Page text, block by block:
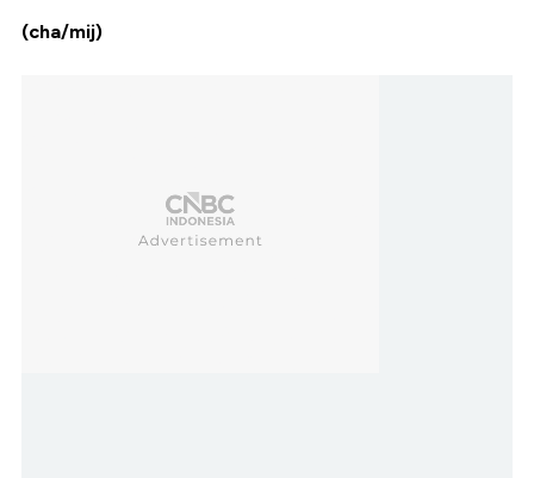
(cha/mij)